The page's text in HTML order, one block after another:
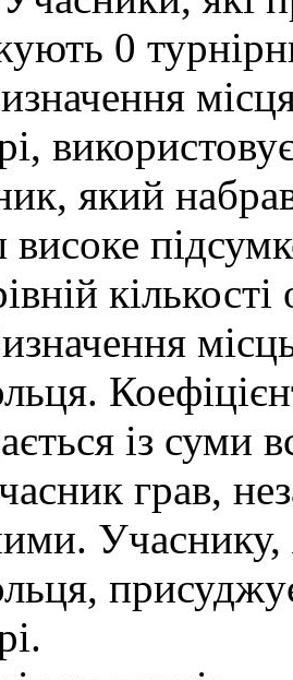
0
який
високе
із суми
грав,
Учаснику,